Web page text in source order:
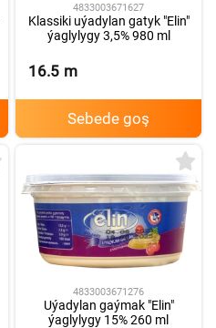
4833003671627
Klassiki uýadylan gatyk "Elin"
ýaglylygy 3,5% 980 ml
16.5 m
Sebede goş
4833003671276
Uýadylan gaýmak "Elin"
ýaglylygy 15% 260 ml